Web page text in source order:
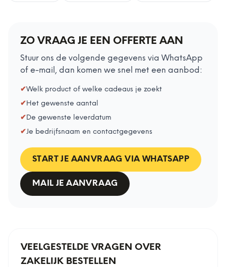
ZO VRAAG JE EEN OFFERTE AAN
Stuur ons de volgende gegevens via WhatsApp
of e-mail, dan komen we snel met een aanbod:
✔Welk product of welke cadeaus je zoekt
✔Het gewenste aantal
✔De gewenste leverdatum
✔Je bedrijfsnaam en contactgegevens
START JE AANVRAAG VIA WHATSAPP
MAIL JE AANVRAAG
VEELGESTELDE VRAGEN OVER
ZAKELIJK BESTELLEN